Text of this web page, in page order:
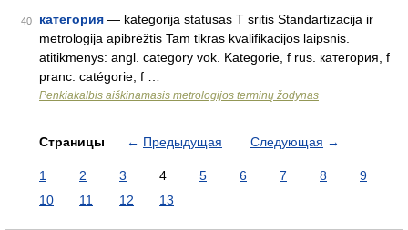
40 категория — kategorija statusas T sritis Standartizacija ir
metrologija apibrėžtis Tam tikras kvalifikacijos laipsnis.
atitikmenys: angl. category vok. Kategorie, f rus. категория, f
pranc. catégorie, f …
Penkiakalbis aiškinamasis metrologijos terminų žodynas
Страницы ← Предыдущая Следующая →
1 2 3 4 5 6 7 8
9
10
11 12 13